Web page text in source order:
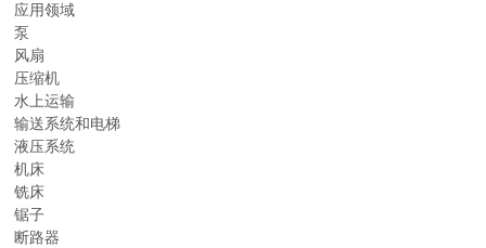
应用领域
泵
风扇
压缩机
水上运输
输送系统和电梯
液压系统
机床
铣床
锯子
断路器